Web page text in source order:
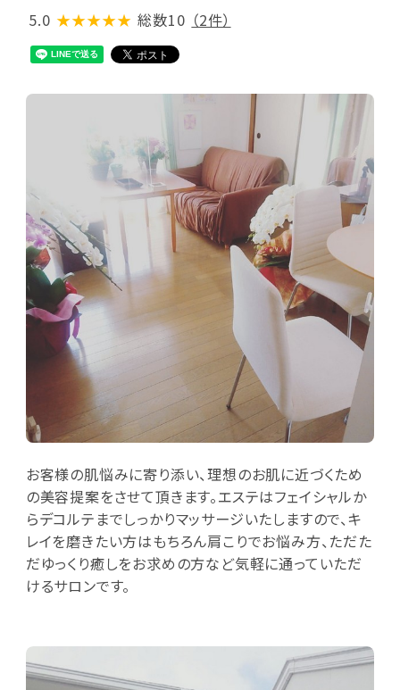
5.0 ★★★★★ 総数10 （2件）
お客様の肌悩みに寄り添い、理想のお肌に近づくため
の美容提案をさせて頂きます。エステはフェイシャルか
らデコルテまでしっかりマッサージいたしますので、キ
レイを磨きたい方はもちろん肩こりでお悩み方、ただた
だゆっくり癒しをお求めの方など気軽に通っていただ
けるサロンです。